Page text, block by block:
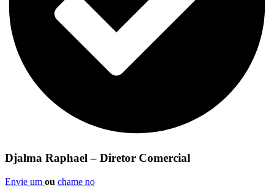
Djalma Raphael – Diretor Comercial
Envie um ou chame no